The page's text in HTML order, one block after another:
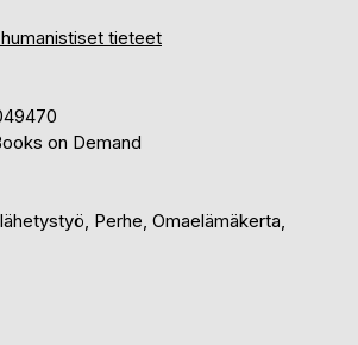
tieteet
on Demand
Perhe, Omaelämäkerta,